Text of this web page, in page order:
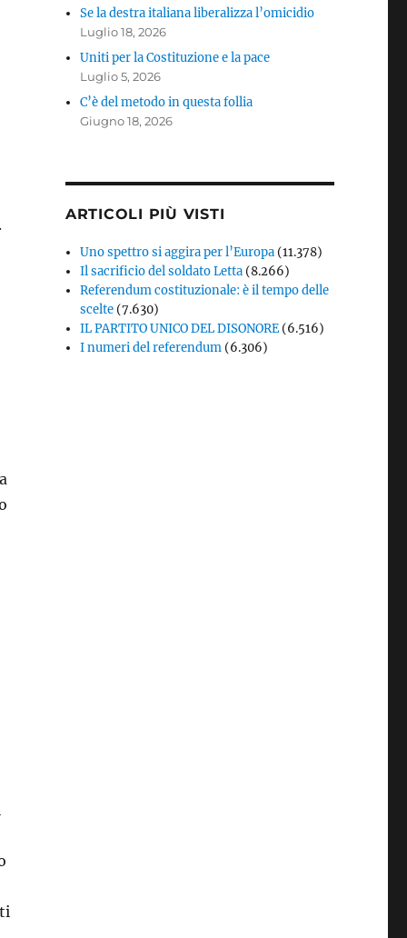
Se la destra italiana liberalizza l’omicidio
Luglio 18, 2026
Uniti per la Costituzione e la pace
Luglio 5, 2026
C’è del metodo in questa follia
Giugno 18, 2026
ARTICOLI PIÙ VISTI
Uno spettro si aggira per l’Europa (11.378)
Il sacrificio del soldato Letta (8.266)
Referendum costituzionale: è il tempo delle
scelte (7.630)
IL PARTITO UNICO DEL DISONORE (6.516)
I numeri del referendum (6.306)